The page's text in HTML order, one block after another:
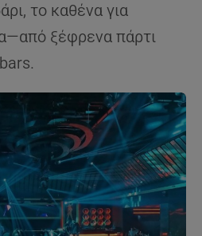
το καθένα για
ξέφρενα πάρτι